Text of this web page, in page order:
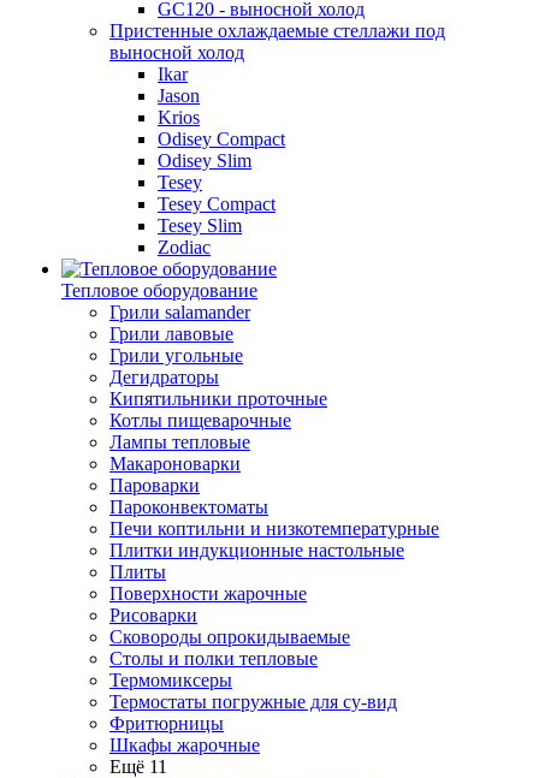
GC120 - выносной холод
Пристенные охлаждаемые стеллажи под
выносной холод
Ikar
Jason
Krios
Odisey Compact
Odisey Slim
Tesey
Tesey Compact
Tesey Slim
Zodiac
Тепловое оборудование
Грили salamander
Грили лавовые
Грили угольные
Дегидраторы
Кипятильники проточные
Котлы пищеварочные
Лампы тепловые
Макароноварки
Пароварки
Пароконвектоматы
Печи коптильни и низкотемпературные
Плитки индукционные настольные
Плиты
Поверхности жарочные
Рисоварки
Сковороды опрокидываемые
Столы и полки тепловые
Термомиксеры
Термостаты погружные для су-вид
Фритюрницы
Шкафы жарочные
Ещё 11